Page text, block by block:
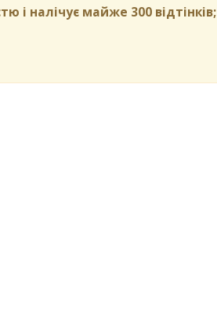
і налічує майже 300 відтінків;